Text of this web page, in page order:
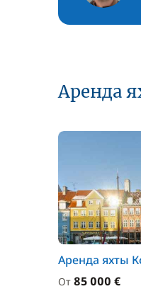
Аренда
Аренда яхты
От 85 000 €